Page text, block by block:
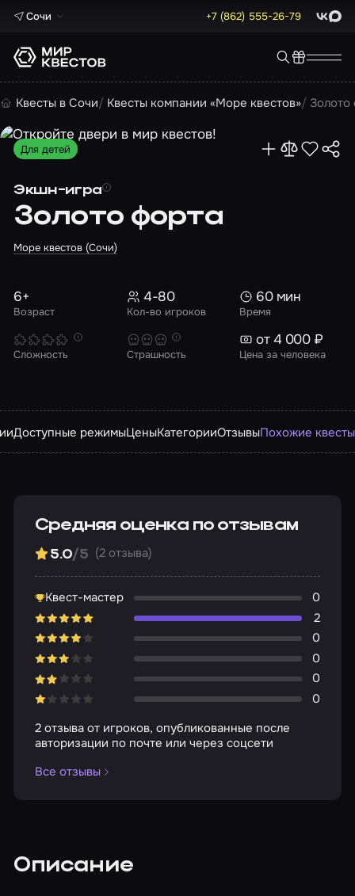
Сочи +7 (862) 555-26-79 Max
Квесты в Сочи Квесты компании «Море квестов» Золото
Для детей
Экшн-игра
Золото форта
Море квестов (Сочи)
Возраст
6+
Кол-во игроков
4-80
Время
60 мин
Сложность Страшность Цена за человека
от 4 000 ₽
Доступные режимыЦеныКатегорииОтзывыПохожие квесты
Средняя оценка по отзывам
5.0/5 (2 отзыва)
Квест-мастер
0
2
0
0
0
0
2 отзыва от игроков, опубликованные после
авторизации по почте или через соцсети
Все отзывы
Описание